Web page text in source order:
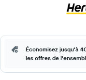
Économisez jusqu'à
les offres de